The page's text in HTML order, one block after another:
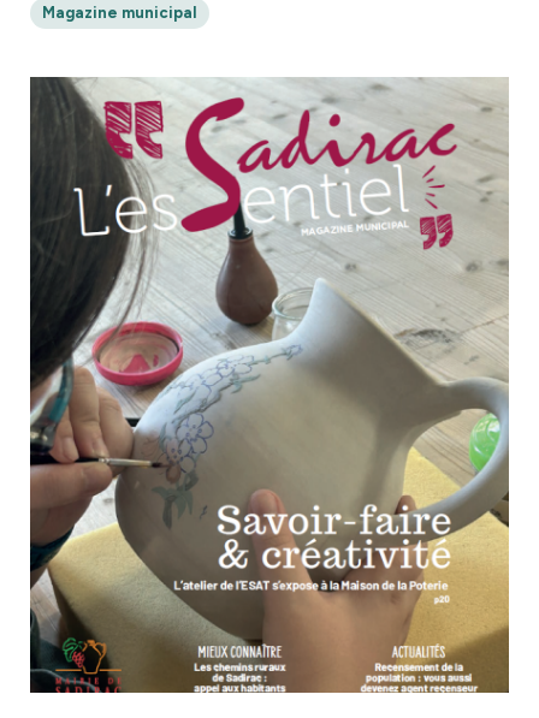
Magazine municipal